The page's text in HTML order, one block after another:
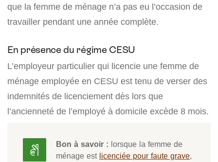
que la femme de ménage n’a pas eu l’occasion de
travailler pendant une année complète.
En présence du régime CESU
L’employeur particulier qui licencie une femme de
ménage employée en CESU est tenu de verser des
indemnités de licenciement dès lors que
l’ancienneté de l’employé à domicile excède 8 mois.
Bon à savoir : lorsque la femme de
ménage est licenciée pour faute grave,